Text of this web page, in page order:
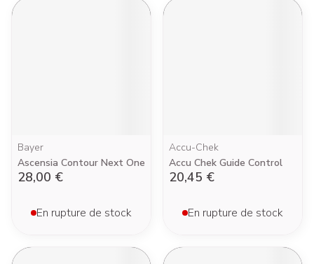
Bayer
Ascensia Contour Next One
28,00 €
En rupture de stock
Accu-Chek
Accu Chek Guide Control
20,45 €
En rupture de stock